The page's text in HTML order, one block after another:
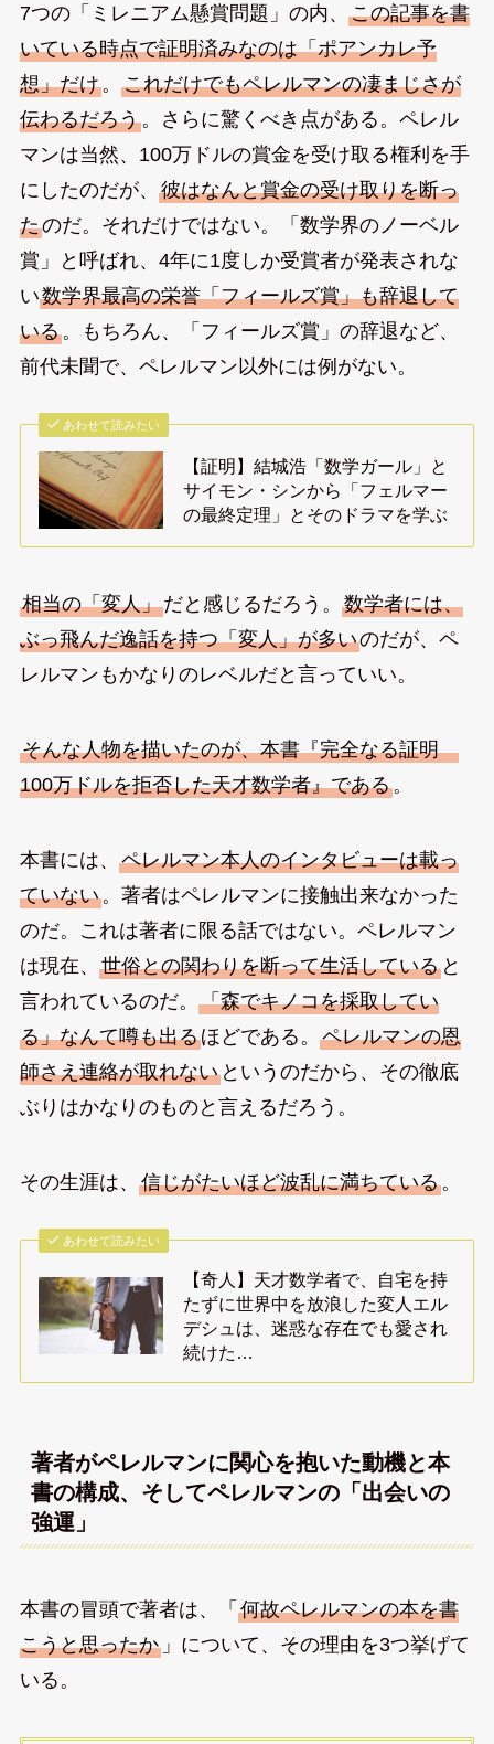
7つの「ミレニアム懸賞問題」の内、 この記事を書
いている時点で証明済みなのは「ポアンカレ予
想」だけ。 これだけでもペレルマンの凄まじさが
伝わるだろう。さらに驚くべき点がある。ペレル
マンは当然、100万ドルの賞金を受け取る権利を手
にしたのだが、 彼はなんと賞金の受け取りを断っ
たのだ。それだけではない。「数学界のノーベル
賞」と呼ばれ、4年に1度しか受賞者が発表されな
い数学界最高の栄誉「フィールズ賞」も辞退して
いる。もちろん、「フィールズ賞」の辞退など、
前代未聞で、ペレルマン以外には例がない。
あわせて読みたい
【証明】結城浩「数学ガール」と
サイモン・シンから「フェルマー
の最終定理」とそのドラマを学ぶ
相当の「変人」だと感じるだろう。 数学者には、
ぶっ飛んだ逸話を持つ「変人」が多いのだが、ペ
レルマンもかなりのレベルだと言っていい。
そんな人物を描いたのが、本書『完全なる証明
100万ドルを拒否した天才数学者』である。
本書には、 ペレルマン本人のインタビューは載っ
ていない。著者はペレルマンに接触出来なかった
のだ。これは著者に限る話ではない。ペレルマン
は現在、 世俗との関わりを断って生活していると
言われているのだ。 「森でキノコを採取してい
る」なんて噂も出るほどである。 ペレルマンの恩
師さえ連絡が取れないというのだから、その徹底
ぶりはかなりのものと言えるだろう。
その生涯は、 信じがたいほど波乱に満ちている。
あわせて読みたい
【奇人】天才数学者で、自宅を持
たずに世界中を放浪した変人エル
デシュは、迷惑な存在でも愛され
続けた…
著者がペレルマンに関心を抱いた動機と本
書の構成、そしてペレルマンの「出会いの
強運」
本書の冒頭で著者は、「 何故ペレルマンの本を書
こうと思ったか」について、その理由を3つ挙げて
いる。